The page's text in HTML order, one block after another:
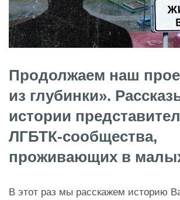
Продолжаем наш
из глубинки».
истории
ЛГБТК-сообщества,
проживающих в
В этот раз мы расскажем историю